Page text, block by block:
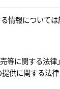
情報について
等に関する法
供に関する法